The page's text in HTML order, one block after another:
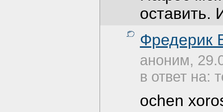
оставить.
Фредерик
аноним,
в ответ на:
ochen